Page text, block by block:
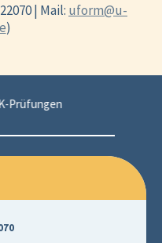
| Mail: uform@u-
)